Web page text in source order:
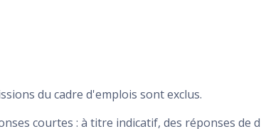
du cadre d'emplois sont exclus.
courtes : à titre indicatif, des réponses de